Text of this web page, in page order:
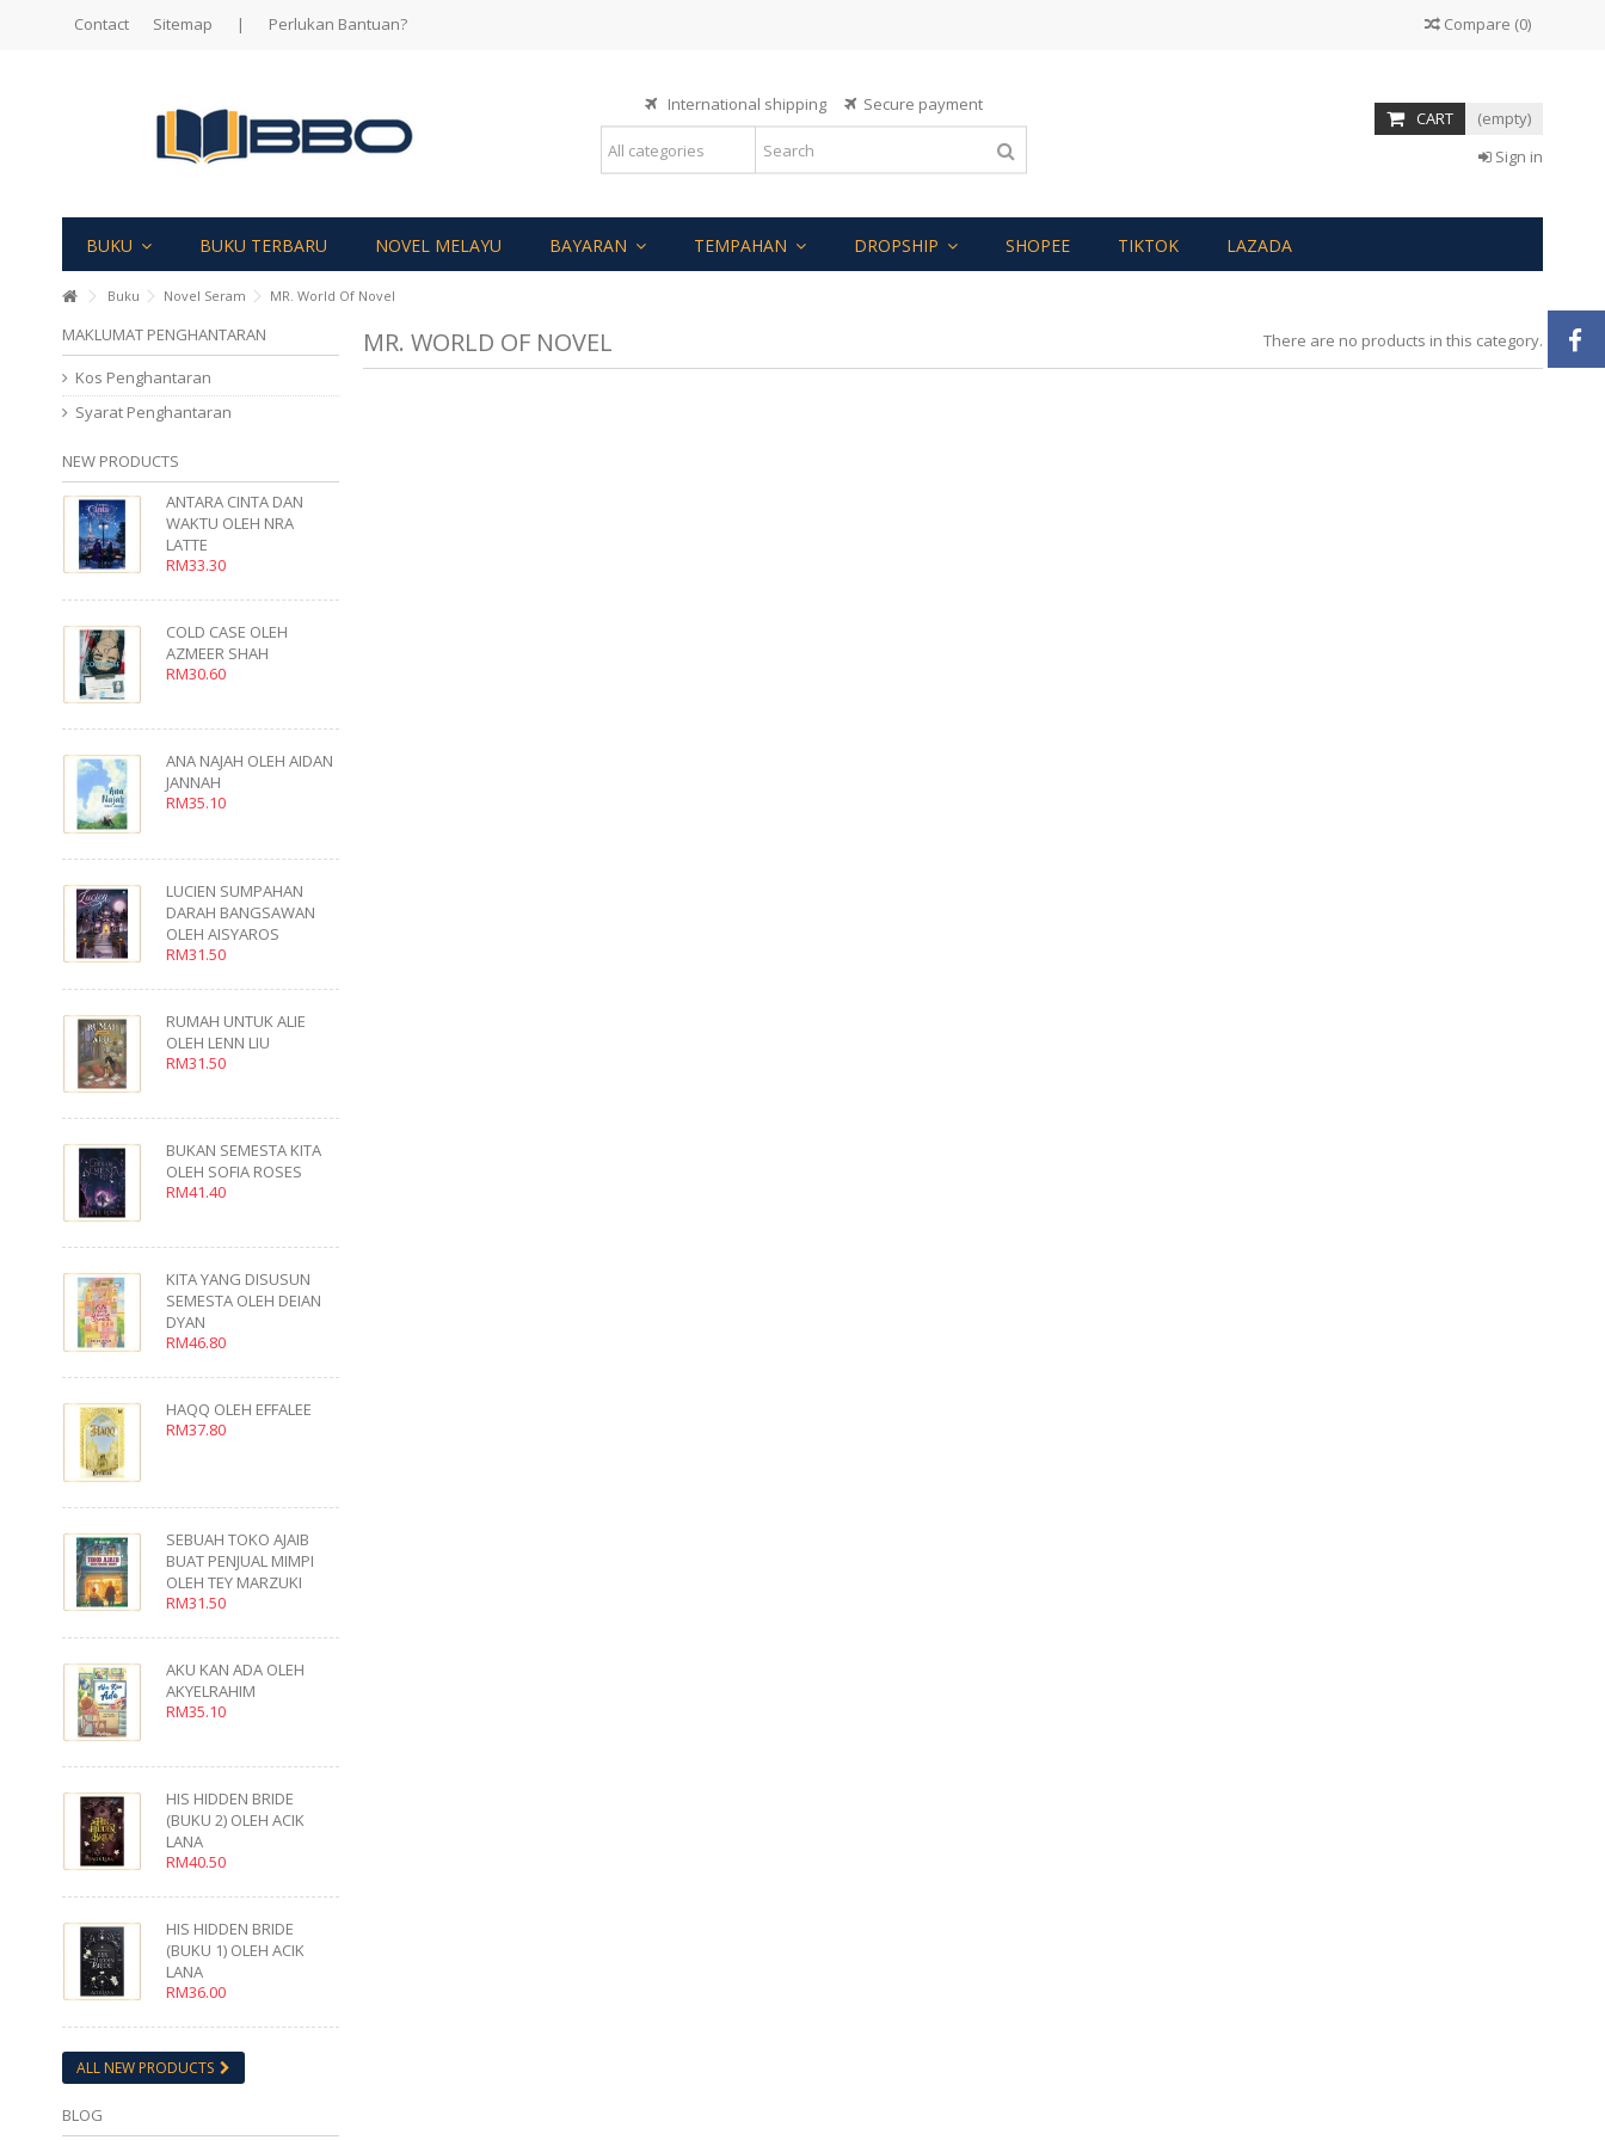
Contact Sitemap | Perlukan Bantuan? Compare (0)
International shipping Secure payment
CART
(empty)
Sign in
BUKU BUKU TERBARU NOVEL MELAYU BAYARAN TEMPAHAN DROPSHIP SHOPEE TIKTOK LAZADA
Buku Novel Seram MR. World Of Novel
MR. WORLD OF NOVEL There are no products in this category.
MAKLUMAT PENGHANTARAN
Kos Penghantaran
Syarat Penghantaran
NEW PRODUCTS
ANTARA CINTA DAN
WAKTU OLEH NRA
LATTE
RM33.30
COLD CASE OLEH
AZMEER SHAH
RM30.60
ANA NAJAH OLEH AIDAN
JANNAH
RM35.10
LUCIEN SUMPAHAN
DARAH BANGSAWAN
OLEH AISYAROS
RM31.50
RUMAH UNTUK ALIE
OLEH LENN LIU
RM31.50
BUKAN SEMESTA KITA
OLEH SOFIA ROSES
RM41.40
KITA YANG DISUSUN
SEMESTA OLEH DEIAN
DYAN
RM46.80
HAQQ OLEH EFFALEE
RM37.80
SEBUAH TOKO AJAIB
BUAT PENJUAL MIMPI
OLEH TEY MARZUKI
RM31.50
AKU KAN ADA OLEH
AKYELRAHIM
RM35.10
HIS HIDDEN BRIDE
(BUKU 2) OLEH ACIK
LANA
RM40.50
HIS HIDDEN BRIDE
(BUKU 1) OLEH ACIK
LANA
RM36.00
ALL NEW PRODUCTS
BLOG